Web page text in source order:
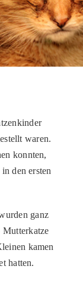
waren.
konnten,
den ersten
ganz
Mutterkatze
kamen
hatten.